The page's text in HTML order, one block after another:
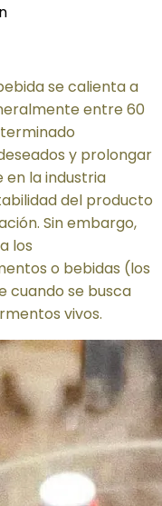
se calienta a
entre 60
y prolongar
en la industria
del producto
Sin embargo,
los
o bebidas (los
cuando se busca
vivos.